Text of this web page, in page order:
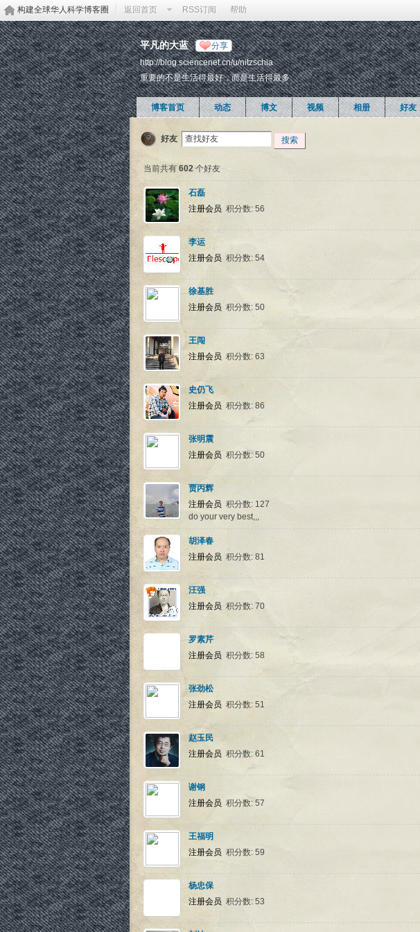
构建全球华人科学博客圈 返回首页 RSS订阅 帮助
平凡的大蓝 分享
http://blog.sciencenet.cn/u/nitzschia
重要的不是生活得最好，而是生活得最多
博客首页 动态 博文 视频 相册 好友
好友 搜索
当前共有 602 个好友
石磊
注册会员 积分数: 56
李运
注册会员 积分数: 54
徐基胜
注册会员 积分数: 50
王闯
注册会员 积分数: 63
史仍飞
注册会员 积分数: 86
张明震
注册会员 积分数: 50
贾丙辉
注册会员 积分数: 127
do your very best,,,
胡泽春
注册会员 积分数: 81
汪强
注册会员 积分数: 70
罗素芹
注册会员 积分数: 58
张劲松
注册会员 积分数: 51
赵玉民
注册会员 积分数: 61
谢钢
注册会员 积分数: 57
王福明
注册会员 积分数: 59
杨忠保
注册会员 积分数: 53